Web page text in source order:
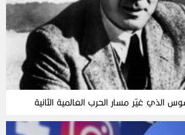
الذي غيّر مسار الحرب العالمية الثانية